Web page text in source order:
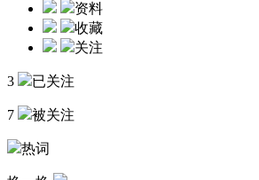
资料
收藏
关注
3 已关注
7 被关注
热词